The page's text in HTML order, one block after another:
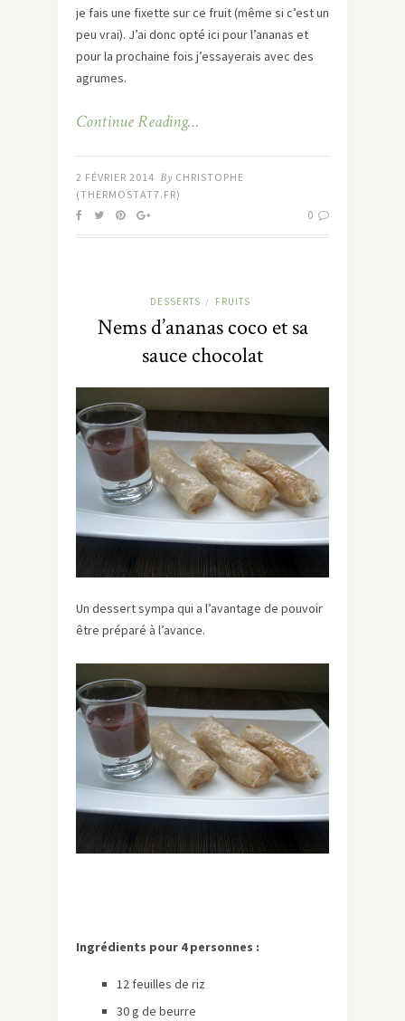
je fais une fixette sur ce fruit (même si c’est un
peu vrai). J’ai donc opté ici pour l’ananas et
pour la prochaine fois j’essayerais avec des
agrumes.
Continue Reading…
2 FÉVRIER 2014 By CHRISTOPHE
(THERMOSTAT7.FR)
0
DESSERTS / FRUITS
Nems d’ananas coco et sa
sauce chocolat
Un dessert sympa qui a l’avantage de pouvoir
être préparé à l’avance.
Ingrédients pour 4 personnes :
12 feuilles de riz
30 g de beurre